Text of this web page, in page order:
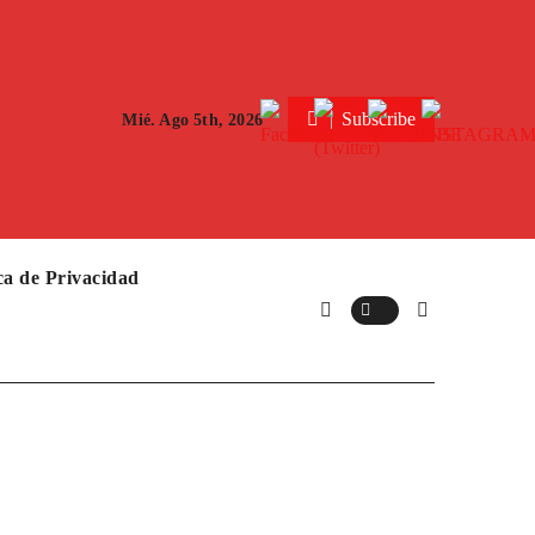
Mié. Ago 5th, 2026 Subscribe
de Privacidad